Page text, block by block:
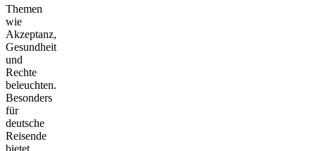
Themen
wie
Akzeptanz,
Gesundheit
und
Rechte
beleuchten.
Besonders
für
deutsche
Reisende
bietet